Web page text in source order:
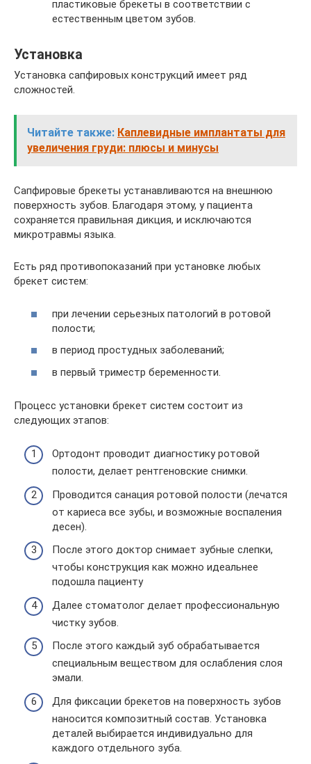
пластиковые брекеты в соответствии с
естественным цветом зубов.
Установка
Установка сапфировых конструкций имеет ряд
сложностей.
Читайте также: Каплевидные имплантаты для
увеличения груди: плюсы и минусы
Сапфировые брекеты устанавливаются на внешнюю
поверхность зубов. Благодаря этому, у пациента
сохраняется правильная дикция, и исключаются
микротравмы языка.
Есть ряд противопоказаний при установке любых
брекет систем:
при лечении серьезных патологий в ротовой
полости;
в период простудных заболеваний;
в первый триместр беременности.
Процесс установки брекет систем состоит из
следующих этапов:
Ортодонт проводит диагностику ротовой
полости, делает рентгеновские снимки.
Проводится санация ротовой полости (лечатся
от кариеса все зубы, и возможные воспаления
десен).
После этого доктор снимает зубные слепки,
чтобы конструкция как можно идеальнее
подошла пациенту
Далее стоматолог делает профессиональную
чистку зубов.
После этого каждый зуб обрабатывается
специальным веществом для ослабления слоя
эмали.
Для фиксации брекетов на поверхность зубов
наносится композитный состав. Установка
деталей выбирается индивидуально для
каждого отдельного зуба.